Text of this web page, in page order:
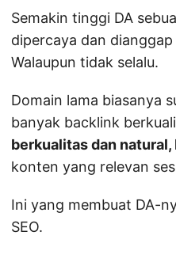
Semakin tinggi DA
dipercaya dan
Walaupun tidak selalu.
Domain lama biasanya
banyak backlink
berkualitas dan
konten yang relevan
Ini yang membuat DA-
SEO.